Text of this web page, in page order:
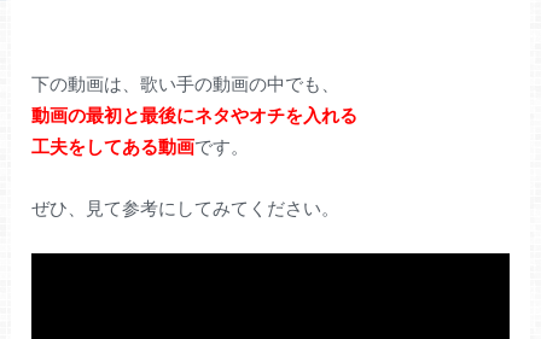
下の動画は、歌い手の動画の中でも、
動画の最初と最後にネタやオチを入れる
工夫をしてある動画です。
ぜひ、見て参考にしてみてください。